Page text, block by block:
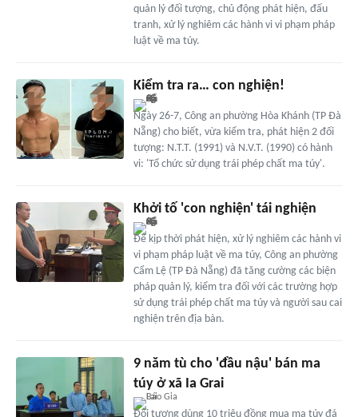
quản lý đối tượng, chủ động phát hiện, đấu
tranh, xử lý nghiêm các hành vi vi phạm pháp
luật về ma túy.
Kiểm tra ra… con nghiện!
Ngày 26-7, Công an phường Hòa Khánh (TP Đà
Nẵng) cho biết, vừa kiểm tra, phát hiện 2 đối
tượng: N.T.T. (1991) và N.V.T. (1990) có hành
vi: 'Tổ chức sử dụng trái phép chất ma túy'.
Khởi tố 'con nghiện' tái nghiện
Để kịp thời phát hiện, xử lý nghiêm các hành vi
vi phạm pháp luật về ma túy, Công an phường
Cẩm Lệ (TP Đà Nẵng) đã tăng cường các biện
pháp quản lý, kiểm tra đối với các trường hợp
sử dụng trái phép chất ma túy và người sau cai
nghiện trên địa bàn.
9 năm tù cho 'đầu nậu' bán ma
túy ở xã Ia Grai
Đối tượng dùng 10 triệu đồng mua ma túy đá